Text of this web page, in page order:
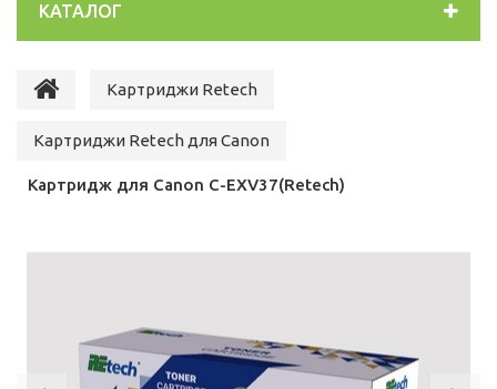
КАТАЛОГ
Картриджи Retech
Картриджи Retech для Canon
Картридж для Canon C-EXV37(Retech)
Previous